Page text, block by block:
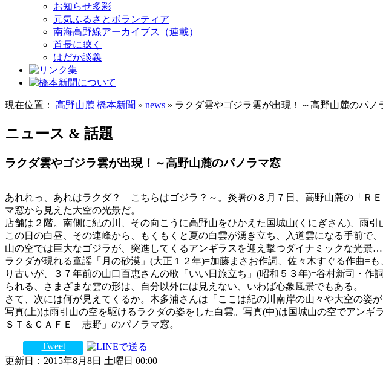
お知らせ多彩
元気ふるさとボランティア
南海高野線アーカイブス（連載）
首長に聴く
はだか談義
現在位置： 高野山麓 橋本新聞 » news » ラクダ雲やゴジラ雲が出現！～高野山麓のパノ
ニュース & 話題
ラクダ雲やゴジラ雲が出現！～高野山麓のパノラマ窓
あれれっ、あれはラクダ？ こちらはゴジラ？～。炎暑の８月７日、高野山麓の「Ｒ
マ窓から見えた大空の光景だ。
店舗は２階。南側に紀の川、その向こうに高野山をひかえた国城山(くにぎさん)、雨
この日の白昼、その連峰から、もくもくと夏の白雲が湧き立ち、入道雲になる手前
山の空では巨大なゴジラが、突進してくるアンギラスを迎え撃つダイナミックな光景…
ラクダが現れる童謡「月の砂漠」(大正１２年)=加藤まさお作詞、佐々木すぐる作曲=
り古いが、３７年前の山口百恵さんの歌「いい日旅立ち」(昭和５３年)=谷村新司・
られる、さまざまな雲の形は、自分以外には見えない、いわば心象風景でもある。
さて、次には何が見えてくるか。木多浦さんは「ここは紀の川南岸の山々や大空の姿
写真(上)は雨引山の空を駆けるラクダの姿をした白雲。写真(中)は国城山の空でアン
ＳＴ＆ＣＡＦＥ 志野」のパノラマ窓。
Tweet
更新日：2015年8月8日 土曜日 00:00